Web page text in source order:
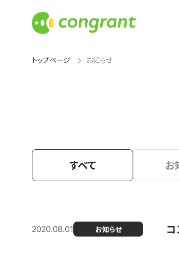
トップページ お知らせ
すべて お
2020.08.01 お知らせ